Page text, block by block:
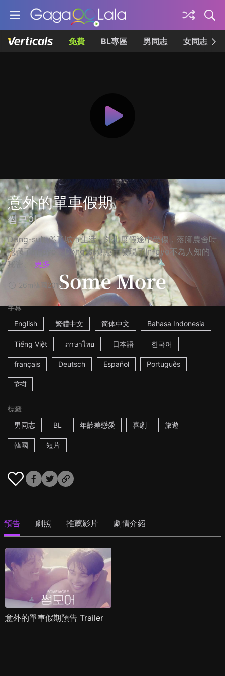
免費 BL專區 男同志 女同志
意外的單車假期
썸모어
Dong-su厭倦了城市生活，外出度假途中受傷，落腳農舍時
認識了In-pyo，Dong-su無意中發現了In-pyo不為人知的
秘密。
更多
26m韓國 2018
字幕
English
繁體中文 简体中文 Bahasa Indonesia
Tiếng Việt ภาษาไทย 日本語 한국어
français Deutsch Español Português
हिन्दी
標籤
男同志
BL 年齡差戀愛 喜劇 旅遊
韓國 短片
預告 劇照 推薦影片 劇情介紹
意外的單車假期預告 Trailer